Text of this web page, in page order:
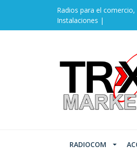
Radios para el
Instalaciones |
RADIOCOM